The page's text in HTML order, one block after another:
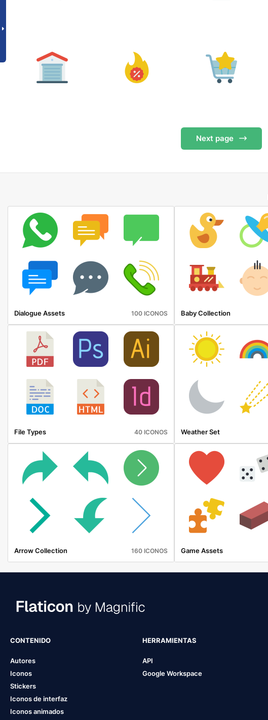
Next page
Dialogue Assets 100 ICONOS Baby Collection
File Types 40 ICONOS Weather Set
Arrow Collection 160 ICONOS Game Assets
CONTENIDO
Autores
Iconos
Stickers
Iconos de interfaz
Iconos animados
HERRAMIENTAS
API
Google Workspace